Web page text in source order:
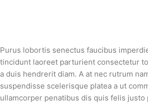
Purus lobortis senectus faucibus
tincidunt laoreet parturient consectetur
a duis hendrerit diam. A at nec rutrum
suspendisse scelerisque platea a ut
ullamcorper penatibus dis quis felis justo